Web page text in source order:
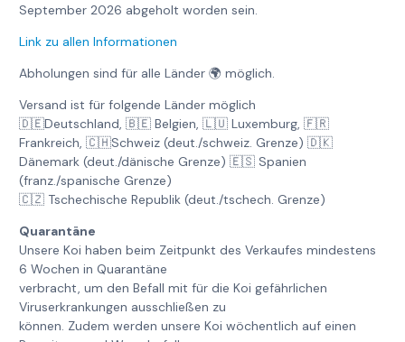
September 2026 abgeholt worden sein.
Link zu allen Informationen
Abholungen sind für alle Länder 🌍 möglich.
Versand ist für folgende Länder möglich
🇩🇪Deutschland, 🇧🇪 Belgien, 🇱🇺 Luxemburg, 🇫🇷
Frankreich, 🇨🇭Schweiz (deut./schweiz. Grenze) 🇩🇰
Dänemark (deut./dänische Grenze) 🇪🇸 Spanien
(franz./spanische Grenze)
🇨🇿 Tschechische Republik (deut./tschech. Grenze)
Quarantäne
Unsere Koi haben beim Zeitpunkt des Verkaufes mindestens
6 Wochen in Quarantäne
verbracht, um den Befall mit für die Koi gefährlichen
Viruserkrankungen ausschließen zu
können. Zudem werden unsere Koi wöchentlich auf einen